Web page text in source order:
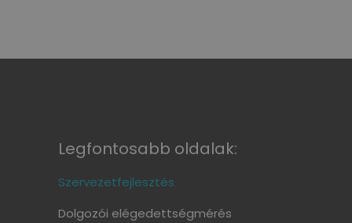
Legfontosabb oldalak:
Szervezetfejlesztés
Dolgozói elégedettségmérés